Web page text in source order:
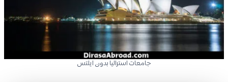
جامعات استراليا بدون ايلتس